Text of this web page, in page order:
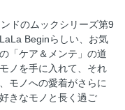
いる
かさない
ドのムックシリーズ第9
Beginらしい、お気
「ケア＆メンテ」の道
ノを手に入れて、それ
モノへの愛着がさらに
きなモノと長く過ご